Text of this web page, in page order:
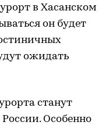
в Хасанском
он будет
ожидать
станут
Особенно